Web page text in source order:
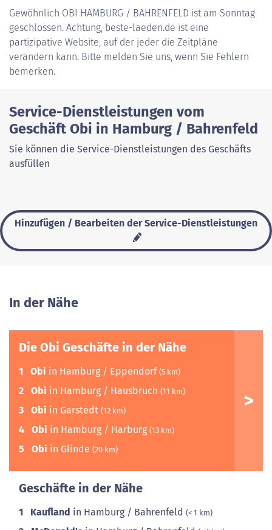
Gewöhnlich OBI HAMBURG / BAHRENFELD ist am Sonntag
geschlossen. Achtung, beste-laeden.de ist eine
partizipative Website, auf der jeder die Zeitpläne
verändern kann. Bitte melden Sie uns, wenn Sie Fehlern
bemerken.
Service-Dienstleistungen vom
Geschäft Obi in Hamburg / Bahrenfeld
Sie können die Service-Dienstleistungen des Geschäfts
ausfüllen
Hinzufügen / Bearbeiten der Service-Dienstleistungen
In der Nähe
Die Obi Geschäfte in der Nähe
1 Obi in Hamburg / Eppendorf (5 km)
2 Obi in Hamburg / Hausbruch (11 km)
3 Obi in Garstedt (12 km)
4 Obi in Hamburg / Harburg (13 km)
5 Obi in Glinde (20 km)
Geschäfte in der Nähe
1 Kaufland in Hamburg / Bahrenfeld (< 1 km)